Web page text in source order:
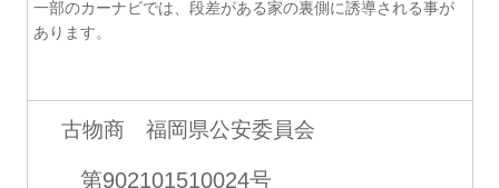
一部のカーナビでは、段差がある家の裏側に誘導される事が
あります。
古物商 福岡県公安委員会
第902101510024号